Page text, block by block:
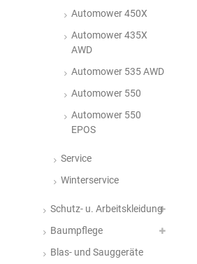
Automower 450X
Automower 435X
AWD
Automower 535 AWD
Automower 550
Automower 550
EPOS
Service
Winterservice
Schutz- u. Arbeitskleidung
Baumpflege
Blas- und Sauggeräte